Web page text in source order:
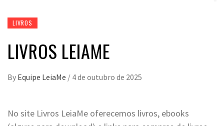
LIVROS
LIVROS LEIAME
By Equipe LeiaMe / 4 de outubro de 2025
No site Livros LeiaMe oferecemos livros, ebooks